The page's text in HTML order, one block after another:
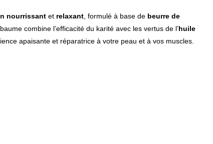
nourrissantet relaxant, formulé à base de beurre de
combine l’efficacité du karité avec les vertus de l’huile
apaisante et réparatrice à votre peau et à vos muscles.